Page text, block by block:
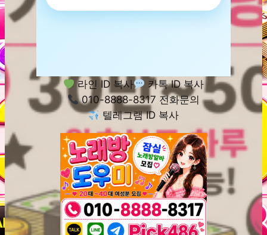
라인 ID 복사
카톡 ID 복사
010-8888-8317 전화문의
텔레그램 ID 복사